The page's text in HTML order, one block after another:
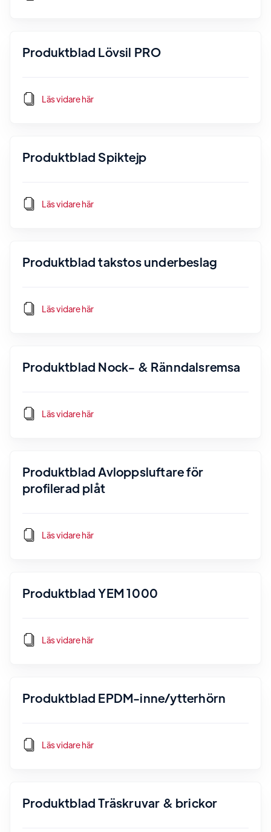
Produktblad Lövsil PRO
Läs vidare här
Produktblad Spiktejp
Läs vidare här
Produktblad takstos underbeslag
Läs vidare här
Produktblad Nock- & Ränndalsremsa
Läs vidare här
Produktblad Avloppsluftare för
profilerad plåt
Läs vidare här
Produktblad YEM 1000
Läs vidare här
Produktblad EPDM-inne/ytterhörn
Läs vidare här
Produktblad Träskruvar & brickor